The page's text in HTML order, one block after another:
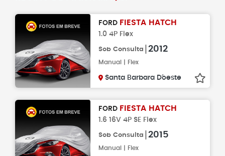
FORD FIESTA HATCH
1.0 4P Flex
Sob Consulta 2012
Manual | Flex
Santa Barbara D´oeste
FORD FIESTA HATCH
1.6 16V 4P SE Flex
Sob Consulta 2015
Manual | Flex